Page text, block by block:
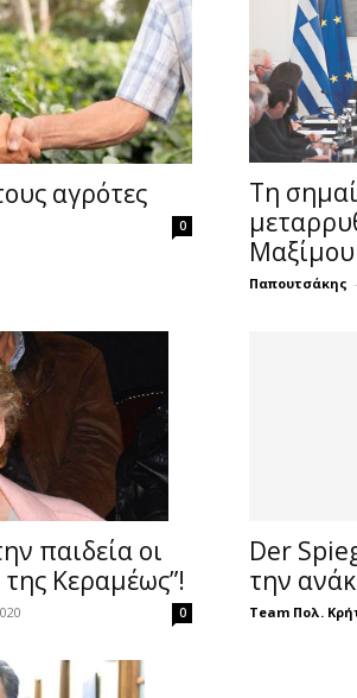
αγρότες
0
Τη
Μαξίμου
Παπουτσάκης -
παιδεία οι
Κεραμέως”!
0
Der
την
Team Πολ.